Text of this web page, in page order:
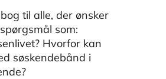
til alle, der ønsker
som:
Hvorfor kan
søskendebånd i